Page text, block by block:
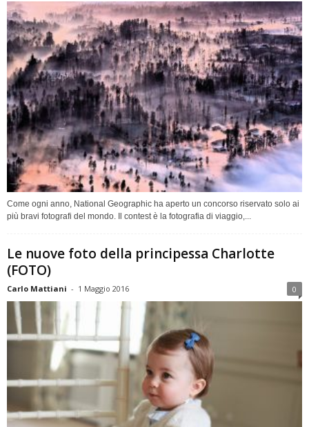
Come ogni anno, National Geographic ha aperto un concorso riservato solo ai
più bravi fotografi del mondo. Il contest è la fotografia di viaggio,...
Le nuove foto della principessa Charlotte
(FOTO)
Carlo Mattiani - 1 Maggio 2016 0